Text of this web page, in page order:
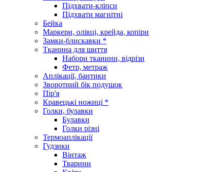
Підхвати-кліпси
Підхвати магнітні
Бейка
Маркери, олівці, крейда, копіри
Замки-блискавки *
Тканина для шиття
Набори тканини, відрізи
Фетр, метраж
Аплікації, бантики
Зворотний бік подушок
Пір'я
Кравецькі ножиці *
Голки, булавки
Булавки
Голки різні
Термоаплікації
Гудзики
Вінтаж
Тварини